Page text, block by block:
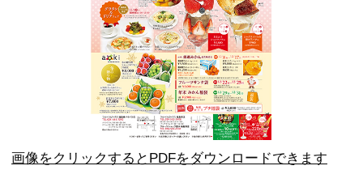
画像をクリックするとPDFをダウンロードできます